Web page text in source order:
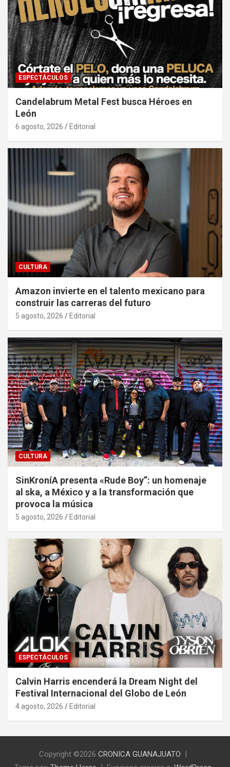
ESPECTÁCULOS
Candelabrum Metal Fest busca Héroes en
León
6 agosto, 2026 Editorial
CULTURA
Amazon invierte en el talento mexicano para
construir las carreras del futuro
5 agosto, 2026 Editorial
CULTURA
SinKroníA presenta «Rude Boy”: un homenaje
al ska, a México y a la transformación que
provoca la música
5 agosto, 2026 Editorial
ESPECTÁCULOS
Calvin Harris encenderá la Dream Night del
Festival Internacional del Globo de León
4 agosto, 2026 Editorial
Copyright ©2026 CRONICA GUANAJUATO